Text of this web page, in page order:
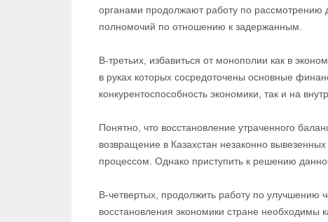
органами продолжают работу по
полномочий по отношению к задержанным.
В-третьих, избавиться от монополии как в
в руках которых сосредоточены основные
конкурентоспособность экономики, так и на
Понятно, что восстановление утраченного
возвращение в Казахстан незаконно
процессом. Однако приступить к решению
В-четвертых, продолжить работу по улучшению
восстановления экономики стране